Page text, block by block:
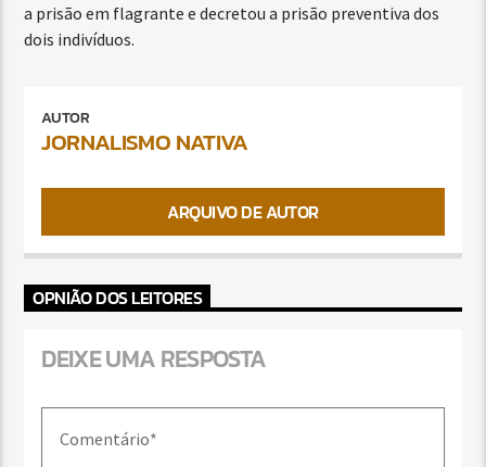
a prisão em flagrante e decretou a prisão preventiva dos
dois indivíduos.
AUTOR
JORNALISMO NATIVA
ARQUIVO DE AUTOR
OPNIÃO DOS LEITORES
DEIXE UMA RESPOSTA